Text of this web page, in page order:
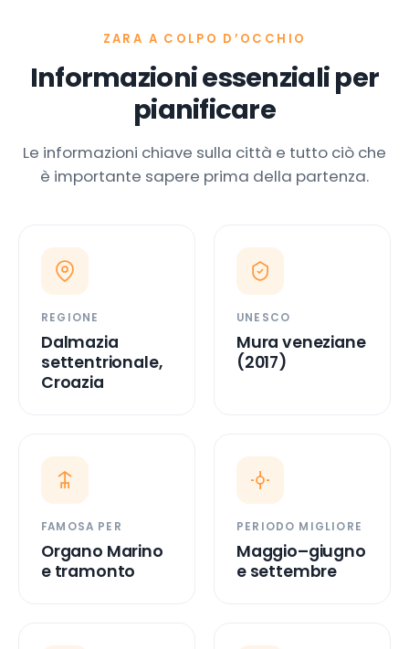
ZARA A COLPO D’OCCHIO
Informazioni essenziali per
pianificare
Le informazioni chiave sulla città e tutto ciò che
è importante sapere prima della partenza.
REGIONE
Dalmazia
settentrionale,
Croazia
UNESCO
Mura veneziane
(2017)
FAMOSA PER
Organo Marino
e tramonto
PERIODO MIGLIORE
Maggio–giugno
e settembre